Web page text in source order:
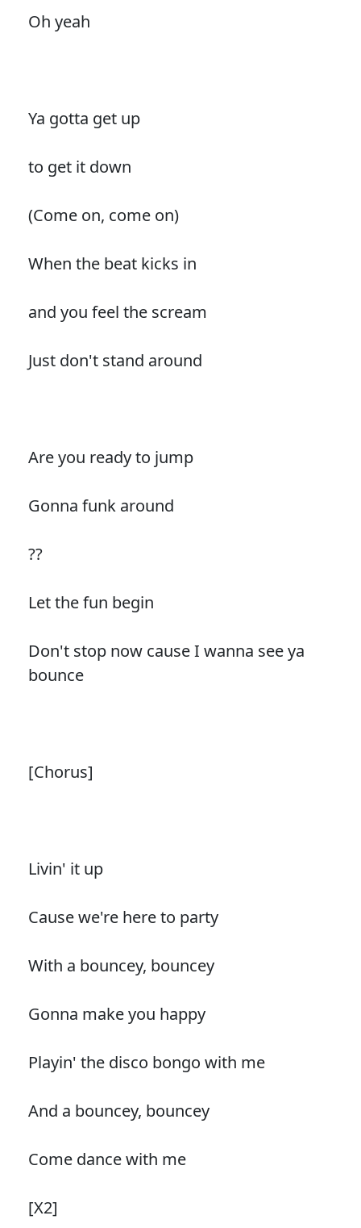
Oh yeah
Ya gotta get up
to get it down
(Come on, come on)
When the beat kicks in
and you feel the scream
Just don't stand around
Are you ready to jump
Gonna funk around
??
Let the fun begin
Don't stop now cause I wanna see ya
bounce
[Chorus]
Livin' it up
Cause we're here to party
With a bouncey, bouncey
Gonna make you happy
Playin' the disco bongo with me
And a bouncey, bouncey
Come dance with me
[X2]